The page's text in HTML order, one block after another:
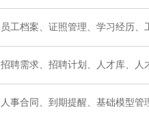
员工档案、证照管理、学习经历
招聘需求、招聘计划、人才库、人
人事合同、到期提醒、基础模型管